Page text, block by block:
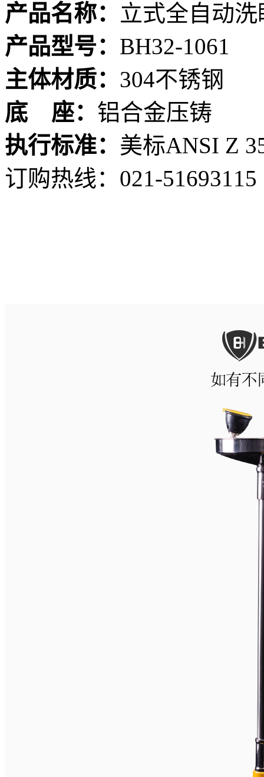
产品名称： 立式全自动洗
产品型号： BH32-1061
主体材质： 304不锈钢
底 座： 铝合金压铸
执行标准： 美标ANSI Z
订购热线： 021-51693115